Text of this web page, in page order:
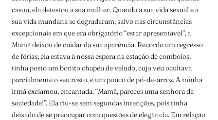
casou, ela detestou a sua mulher. Quando a sua vida sexual e a
sua vida mundana se degradaram, salvo nas circunstâncias
excepcionais em que era obrigatório “estar apresentável”, a
Mamã deixou de cuidar da sua aparência. Recordo um regresso
de férias; ela estava à nossa espera na estação de comboios,
tinha posto um bonito chapéu de veludo, cujo véu ocultava
parcialmente o seu rosto, e um pouco de pó-de-arroz. A minha
irmã exclamou, encantada: “Mamã, pareces uma senhora da
sociedade!”. Ela riu-se sem segundas intenções, pois tinha
deixado de se preocupar com questões de elegância. Em relação